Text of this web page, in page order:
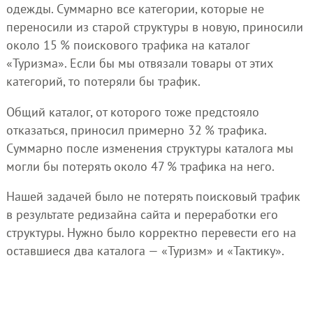
одежды. Суммарно все категории, которые не
переносили из старой структуры в новую, приносили
около 15 % поискового трафика на каталог
«Туризма». Если бы мы отвязали товары от этих
категорий, то потеряли бы трафик.
Общий каталог, от которого тоже предстояло
отказаться, приносил примерно 32 % трафика.
Суммарно после изменения структуры каталога мы
могли бы потерять около 47 % трафика на него.
Нашей задачей было не потерять поисковый трафик
в результате редизайна сайта и переработки его
структуры. Нужно было корректно перевести его на
оставшиеся два каталога — «Туризм» и «Тактику».